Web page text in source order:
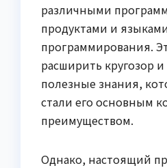
различными
продуктами и
программирования.
расширить кругозор
полезные знания,
стали его основным
преимуществом.
Однако, настоящий